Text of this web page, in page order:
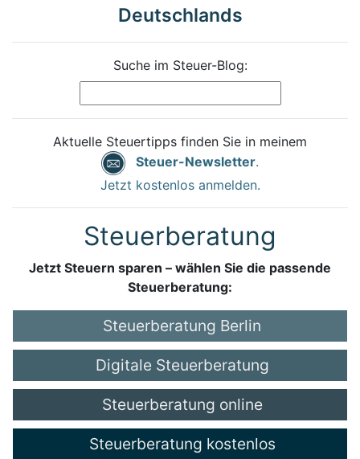
Deutschlands
Suche im Steuer-Blog:
Aktuelle Steuertipps finden Sie in meinem
Steuer-Newsletter.
Jetzt kostenlos anmelden.
Steuerberatung
Jetzt Steuern sparen – wählen Sie die passende
Steuerberatung:
Steuerberatung Berlin
Digitale Steuerberatung
Steuerberatung online
Steuerberatung kostenlos